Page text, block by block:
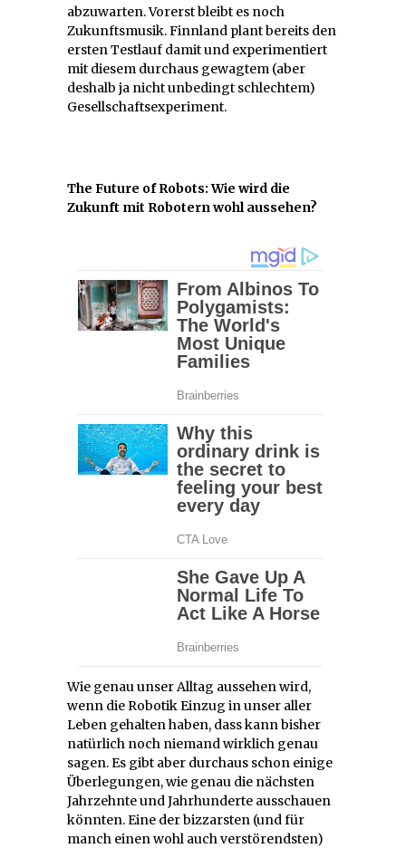
abzuwarten. Vorerst bleibt es noch
Zukunftsmusik. Finnland plant bereits den
ersten Testlauf damit und experimentiert
mit diesem durchaus gewagtem (aber
deshalb ja nicht unbedingt schlechtem)
Gesellschaftsexperiment.
The Future of Robots: Wie wird die
Zukunft mit Robotern wohl aussehen?
Wie genau unser Alltag aussehen wird,
wenn die Robotik Einzug in unser aller
Leben gehalten haben, dass kann bisher
natürlich noch niemand wirklich genau
sagen. Es gibt aber durchaus schon einige
Überlegungen, wie genau die nächsten
Jahrzehnte und Jahrhunderte ausschauen
könnten. Eine der bizzarsten (und für
manch einen wohl auch verstörendsten)